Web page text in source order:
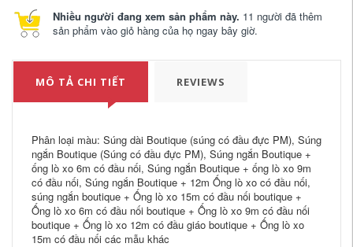
Nhiều người đang xem sản phẩm này. 11 người đã thêm
sản phẩm vào giỏ hàng của họ ngay bây giờ.
MÔ TẢ CHI TIẾT REVIEWS
Phân loại màu: Súng dài Boutique (súng có đầu đực PM), Súng
ngắn Boutique (Súng có đầu đực PM), Súng ngắn Boutique +
ống lò xo 6m có đầu nối, Súng ngắn Boutique + ống lò xo 9m
có đầu nối, Súng ngắn Boutique + 12m Ống lò xo có đầu nối,
súng ngắn boutique + Ống lò xo 15m có đầu nối boutique +
Ống lò xo 6m có đầu nối boutique + Ống lò xo 9m có đầu nối
boutique + Ống lò xo 12m có đầu giáo boutique + Ống lò xo
15m có đầu nối các mẫu khác